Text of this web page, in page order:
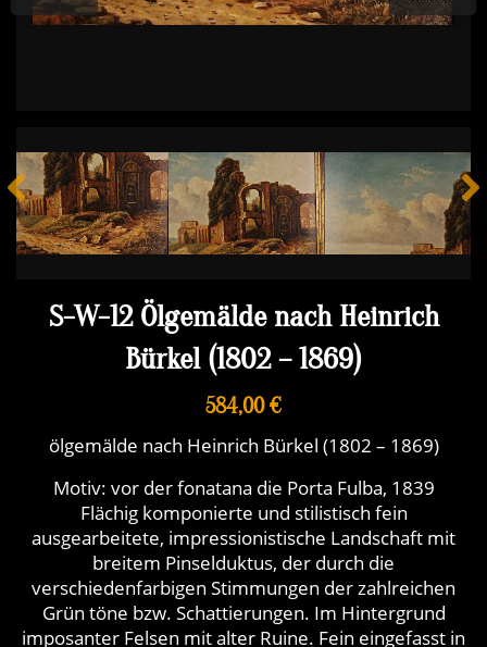
S-W-12 Ölgemälde nach Heinrich
Bürkel (1802 – 1869)
584,00 €
ölgemälde nach Heinrich Bürkel (1802 – 1869)
Motiv: vor der fonatana die Porta Fulba, 1839
Flächig komponierte und stilistisch fein
ausgearbeitete, impressionistische Landschaft mit
breitem Pinselduktus, der durch die
verschiedenfarbigen Stimmungen der zahlreichen
Grün töne bzw. Schattierungen. Im Hintergrund
imposanter Felsen mit alter Ruine. Fein eingefasst in